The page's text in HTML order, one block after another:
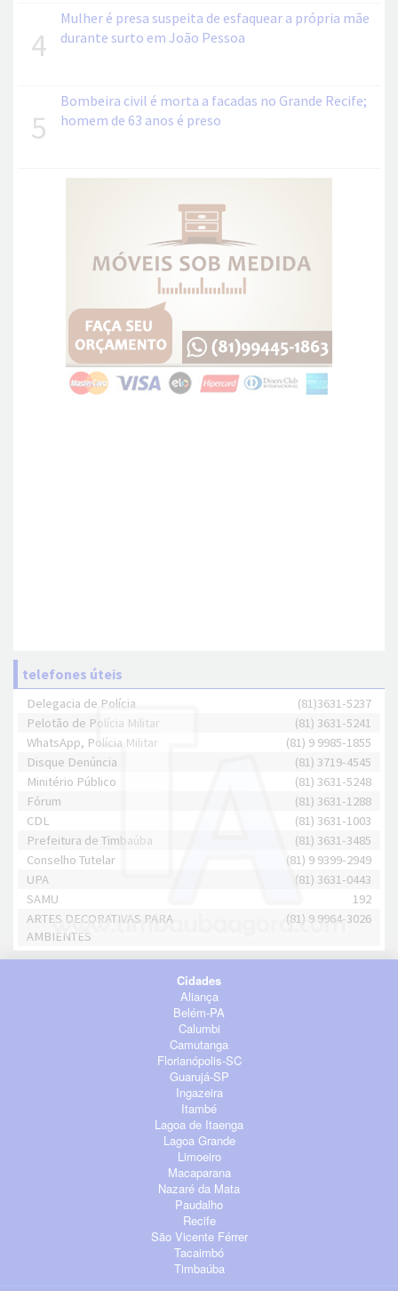
4
Mulher é presa suspeita de esfaquear a própria mãe
durante surto em João Pessoa
5
Bombeira civil é morta a facadas no Grande Recife;
homem de 63 anos é preso
telefones úteis
Delegacia de Polícia
(81)3631-5237
Pelotão de Polícia Militar
(81) 3631-5241
WhatsApp, Polícia Militar
(81) 9 9985-1855
Disque Denúncia
(81) 3719-4545
Minitério Público
(81) 3631-5248
Fórum
(81) 3631-1288
CDL
(81) 3631-1003
Prefeitura de Timbaúba
(81) 3631-3485
Conselho Tutelar
(81) 9 9399-2949
UPA
(81) 3631-0443
SAMU
192
ARTES DECORATIVAS PARA
AMBIENTES
(81) 9 9964-3026
Cidades
Aliança
Belém-PA
Calumbi
Camutanga
Florianópolis-SC
Guarujá-SP
Ingazeira
Itambé
Lagoa de Itaenga
Lagoa Grande
Limoeiro
Macaparana
Nazaré da Mata
Paudalho
Recife
São Vicente Férrer
Tacaimbó
Timbaúba